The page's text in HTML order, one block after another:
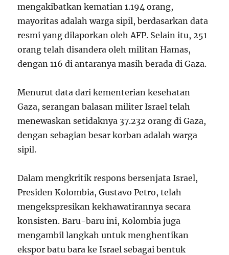
mengakibatkan kematian 1.194 orang,
mayoritas adalah warga sipil, berdasarkan data
resmi yang dilaporkan oleh AFP. Selain itu, 251
orang telah disandera oleh militan Hamas,
dengan 116 di antaranya masih berada di Gaza.
Menurut data dari kementerian kesehatan
Gaza, serangan balasan militer Israel telah
menewaskan setidaknya 37.232 orang di Gaza,
dengan sebagian besar korban adalah warga
sipil.
Dalam mengkritik respons bersenjata Israel,
Presiden Kolombia, Gustavo Petro, telah
mengekspresikan kekhawatirannya secara
konsisten. Baru-baru ini, Kolombia juga
mengambil langkah untuk menghentikan
ekspor batu bara ke Israel sebagai bentuk